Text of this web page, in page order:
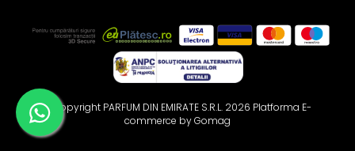
©Copyright PARFUM DIN EMIRATE S.R.L. 2026 Platforma E-
commerce by Gomag